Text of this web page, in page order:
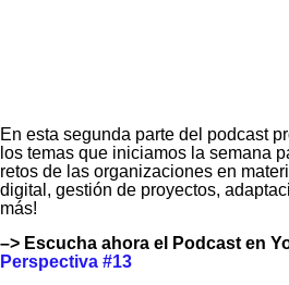
En esta segunda parte del podcast
los temas que iniciamos la semana
retos de las organizaciones en
digital, gestión de proyectos,
más!
–> Escucha ahora el Podcast en
Perspectiva #13